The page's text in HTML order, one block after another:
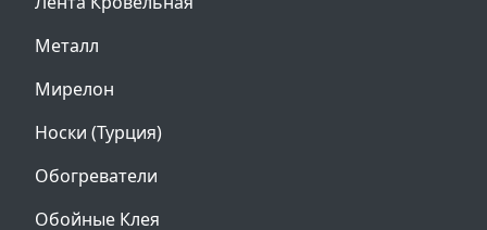
Металл
Мирелон
Носки (Турция)
Обогреватели
Обойные Клея